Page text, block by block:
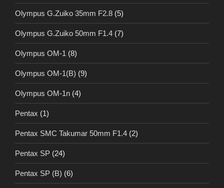
Olympus G.Zuiko 35mm F2.8 (5)
Olympus G.Zuiko 50mm F1.4 (7)
Olympus OM-1 (8)
Olympus OM-1(B) (9)
Olympus OM-1n (4)
Pentax (1)
Pentax SMC Takumar 50mm F1.4 (2)
Pentax SP (24)
Pentax SP (B) (6)